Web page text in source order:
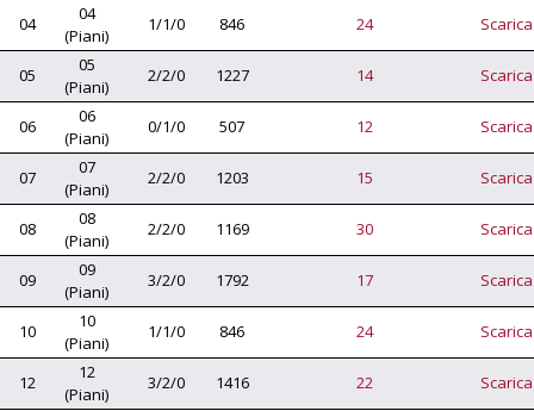
04
04
(Piani)
1/1/0 846 24 Scarica
05
05
(Piani)
2/2/0 1227 14 Scarica
06
06
(Piani)
0/1/0 507 12 Scarica
07
07
(Piani)
2/2/0 1203 15 Scarica
08
08
(Piani)
2/2/0 1169 30 Scarica
09
09
(Piani)
3/2/0 1792 17 Scarica
10
10
(Piani)
1/1/0 846 24 Scarica
12
12
(Piani)
3/2/0 1416 22 Scarica